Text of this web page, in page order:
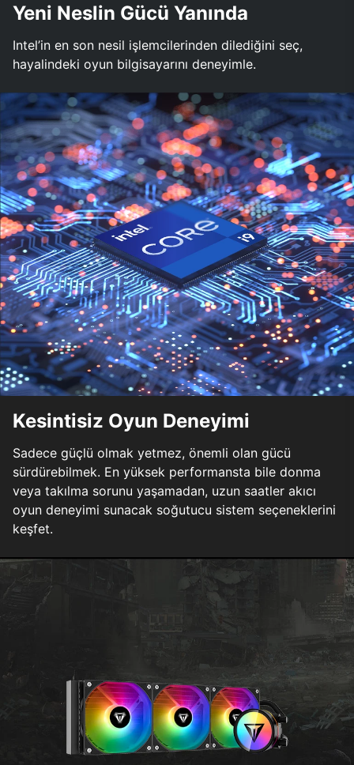
Yeni Neslin Gücü Yanında
Intel’in en son nesil işlemcilerinden dilediğini seç,
hayalindeki oyun bilgisayarını deneyimle.
Kesintisiz Oyun Deneyimi
Sadece güçlü olmak yetmez, önemli olan gücü
sürdürebilmek. En yüksek performansta bile donma
veya takılma sorunu yaşamadan, uzun saatler akıcı
oyun deneyimi sunacak soğutucu sistem seçeneklerini
keşfet.